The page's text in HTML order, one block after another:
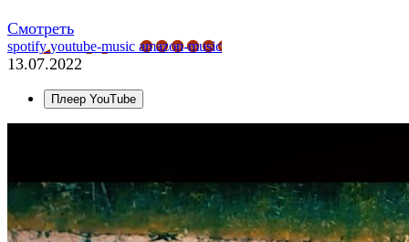
Смотреть
spotifyyoutube-music amazon-music
13.07.2022
Плеер YouTube